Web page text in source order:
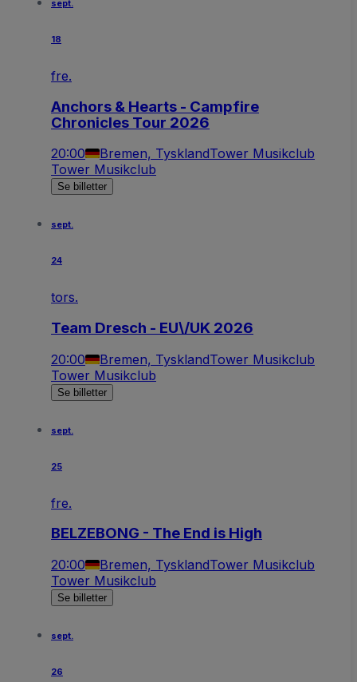
sept.
18
fre.
Anchors & Hearts - Campfire
Chronicles Tour 2026
20:00 Bremen, TysklandTower Musikclub
Tower Musikclub
Se billetter
sept.
24
tors.
Team Dresch - EU\/UK 2026
20:00 Bremen, TysklandTower Musikclub
Tower Musikclub
Se billetter
sept.
25
fre.
BELZEBONG - The End is High
20:00 Bremen, TysklandTower Musikclub
Tower Musikclub
Se billetter
sept.
26